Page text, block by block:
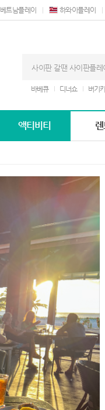
베트남플레이 하와이플레이
바베큐 디너쇼 버기카
액티비티